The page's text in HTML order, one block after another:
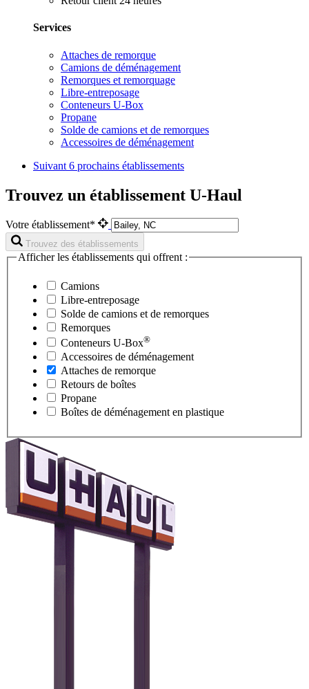
Services
Attaches de remorque
Camions de déménagement
Remorques et remorquage
Libre-entreposage
Conteneurs U-Box
Propane
Solde de camions et de remorques
Accessoires de déménagement
Suivant 6 prochains établissements
Trouvez un établissement U-Haul
Votre établissement*
Trouvez des établissements
Afficher les établissements qui offrent :
Camions
Libre-entreposage
Solde de camions et de remorques
Remorques
Conteneurs U-Box®
Accessoires de déménagement
Attaches de remorque
Retours de boîtes
Propane
Boîtes de déménagement en plastique